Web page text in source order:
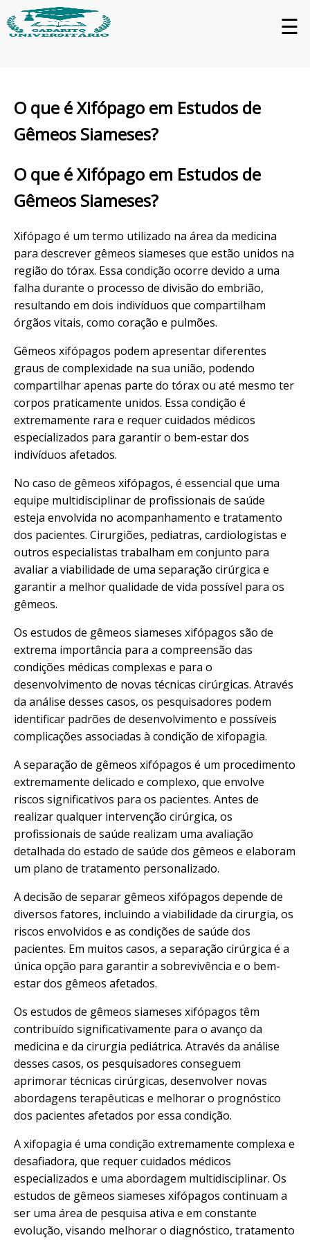
☰
O que é Xifópago em Estudos de
Gêmeos Siameses?
O que é Xifópago em Estudos de
Gêmeos Siameses?
Xifópago é um termo utilizado na área da medicina
para descrever gêmeos siameses que estão unidos na
região do tórax. Essa condição ocorre devido a uma
falha durante o processo de divisão do embrião,
resultando em dois indivíduos que compartilham
órgãos vitais, como coração e pulmões.
Gêmeos xifópagos podem apresentar diferentes
graus de complexidade na sua união, podendo
compartilhar apenas parte do tórax ou até mesmo ter
corpos praticamente unidos. Essa condição é
extremamente rara e requer cuidados médicos
especializados para garantir o bem-estar dos
indivíduos afetados.
No caso de gêmeos xifópagos, é essencial que uma
equipe multidisciplinar de profissionais de saúde
esteja envolvida no acompanhamento e tratamento
dos pacientes. Cirurgiões, pediatras, cardiologistas e
outros especialistas trabalham em conjunto para
avaliar a viabilidade de uma separação cirúrgica e
garantir a melhor qualidade de vida possível para os
gêmeos.
Os estudos de gêmeos siameses xifópagos são de
extrema importância para a compreensão das
condições médicas complexas e para o
desenvolvimento de novas técnicas cirúrgicas. Através
da análise desses casos, os pesquisadores podem
identificar padrões de desenvolvimento e possíveis
complicações associadas à condição de xifopagia.
A separação de gêmeos xifópagos é um procedimento
extremamente delicado e complexo, que envolve
riscos significativos para os pacientes. Antes de
realizar qualquer intervenção cirúrgica, os
profissionais de saúde realizam uma avaliação
detalhada do estado de saúde dos gêmeos e elaboram
um plano de tratamento personalizado.
A decisão de separar gêmeos xifópagos depende de
diversos fatores, incluindo a viabilidade da cirurgia, os
riscos envolvidos e as condições de saúde dos
pacientes. Em muitos casos, a separação cirúrgica é a
única opção para garantir a sobrevivência e o bem-
estar dos gêmeos afetados.
Os estudos de gêmeos siameses xifópagos têm
contribuído significativamente para o avanço da
medicina e da cirurgia pediátrica. Através da análise
desses casos, os pesquisadores conseguem
aprimorar técnicas cirúrgicas, desenvolver novas
abordagens terapêuticas e melhorar o prognóstico
dos pacientes afetados por essa condição.
A xifopagia é uma condição extremamente complexa e
desafiadora, que requer cuidados médicos
especializados e uma abordagem multidisciplinar. Os
estudos de gêmeos siameses xifópagos continuam a
ser uma área de pesquisa ativa e em constante
evolução, visando melhorar o diagnóstico, tratamento